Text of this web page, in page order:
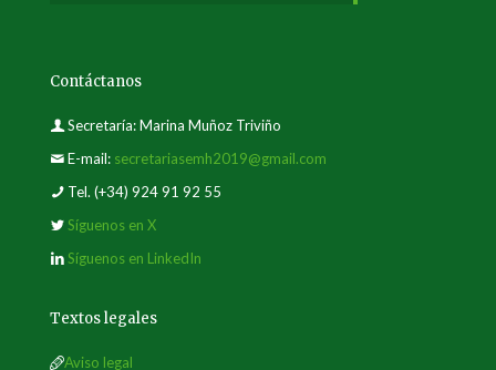
Contáctanos
Secretaría: Marina Muñoz Triviño
E-mail: secretariasemh2019@gmail.com
Tel. (+34) 924 91 92 55
Síguenos en X
Síguenos en LinkedIn
Textos legales
Aviso legal